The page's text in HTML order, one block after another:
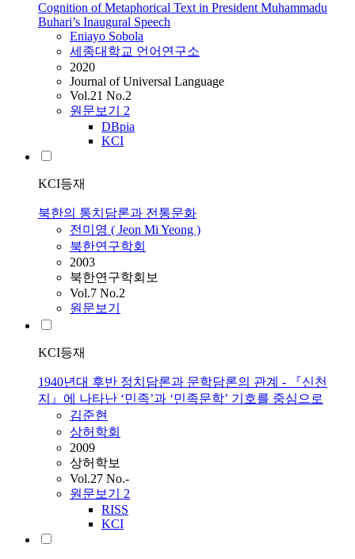
Cognition of Metaphorical Text in President Muhammadu
Buhari’s Inaugural Speech
Eniayo Sobola
세종대학교 언어연구소
2020
Journal of Universal Language
Vol.21 No.2
원문보기 2
DBpia
KCI
KCI등재
북한의 통치담론과 전통문화
전미영 ( Jeon Mi Yeong )
북한연구학회
2003
북한연구학회보
Vol.7 No.2
원문보기
KCI등재
1940년대 후반 정치담론과 문학담론의 관계 - 『신천
지』에 나타난 ‘민족’과 ‘민족문학’ 기호를 중심으로
김준현
상허학회
2009
상허학보
Vol.27 No.-
원문보기 2
RISS
KCI